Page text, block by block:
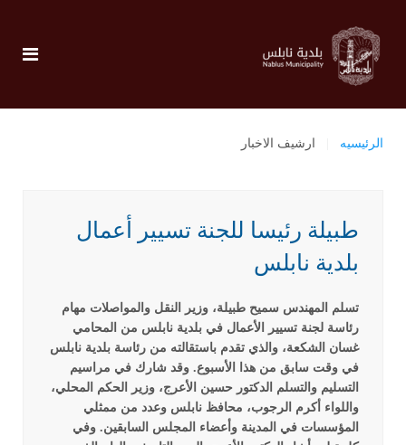
الرئيسيه ارشيف الاخبار
طبيلة رئيسا للجنة تسيير أعمال
بلدية نابلس
تسلم المهندس سميح طبيلة، وزير النقل والمواصلات مهام
رئاسة لجنة تسيير الأعمال في بلدية نابلس من المحامي
غسان الشكعة، والذي تقدم باستقالته من رئاسة بلدية نابلس
في وقت سابق من هذا الأسبوع. وقد شارك في مراسيم
التسليم والتسلم الدكتور حسين الأعرج، وزير الحكم المحلي،
واللواء أكرم الرجوب، محافظ نابلس وعدد من ممثلي
المؤسسات في المدينة وأعضاء المجلس السابقين. وفي